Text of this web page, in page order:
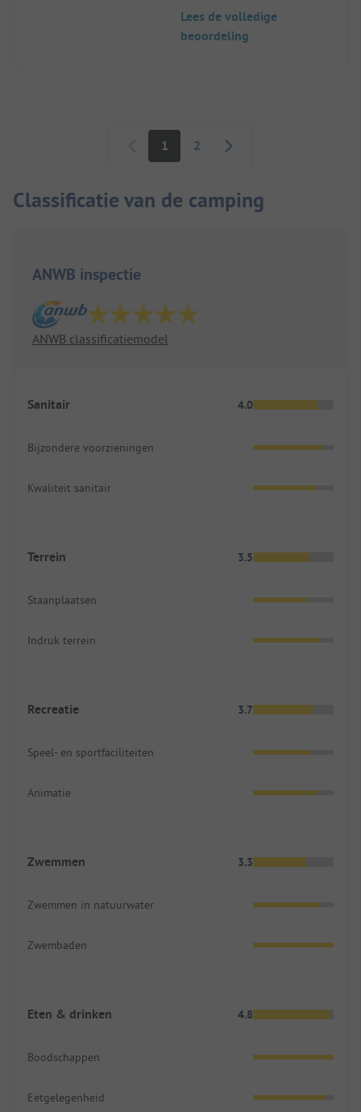
Lees de volledige
beoordeling
Paginering
1 2
Classificatie van de camping
ANWB inspectie
ANWB classificatiemodel
Sanitair 4.0
Bijzondere voorzieningen
Kwaliteit sanitair
Terrein 3.5
Staanplaatsen
Indruk terrein
Recreatie 3.7
Speel- en sportfaciliteiten
Animatie
Zwemmen 3.3
Zwemmen in natuurwater
Zwembaden
Eten & drinken 4.8
Boodschappen
Eetgelegenheid